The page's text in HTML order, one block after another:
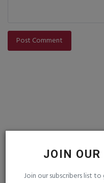
JOIN OUR
Join our subscribers list
Post Comment